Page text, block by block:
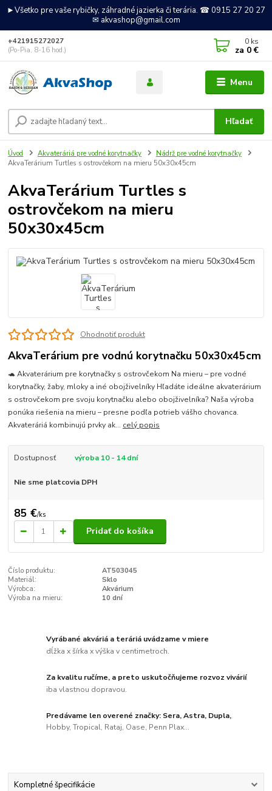
►Všetko pre vaše rybičky, záhradné jazierka či terária. ☎ 0915 27 20 27
✉ akvashop@gmail.com
Menu
Hľadať
+421915272027
(Po-Pia, 8-16 hod.)
0 ks
za 0 €
Úvod Akvateráriá pre vodné korytnačky
Nádrž pre vodné korytnačky
AkvaTerárium Turtles s ostrovčekom na mieru 50x30x45cm
AkvaTerárium Turtles s
ostrovčekom na mieru
50x30x45cm
Ohodnotiť produkt
AkvaTerárium pre vodnú korytnačku 50x30x45cm
🐢 Akvaterárium pre korytnačky s ostrovčekom Na mieru – pre vodné
korytnačky, žaby, mloky a iné obojživelníky Hľadáte ideálne akvaterárium
s ostrovčekom pre svoju korytnačku alebo obojživelníka? Naša výroba
ponúka riešenia na mieru – presne podľa potrieb vášho chovanca.
Akvateráriá kombinujú prvky ak... celý popis
Dostupnosť výroba 10 - 14 dní
Nie sme platcovia DPH
85 €/ks
Pridať do košíka
Číslo produktu:
AT503045
Materiál:
Sklo
Výrobca:
Akvárium
Výroba na mieru:
10 dní
Vyrábané akváriá a teráriá uvádzame v miere
dĺžka x šírka x výška v centimetroch.
Za kvalitu ručíme, a preto uskutočňujeme rozvoz vivárií
iba vlastnou dopravou.
Predávame len overené značky: Sera, Astra, Dupla,
Hobby, Tropical, Rataj, Oase, Penn Plax...
Kompletné špecifikácie